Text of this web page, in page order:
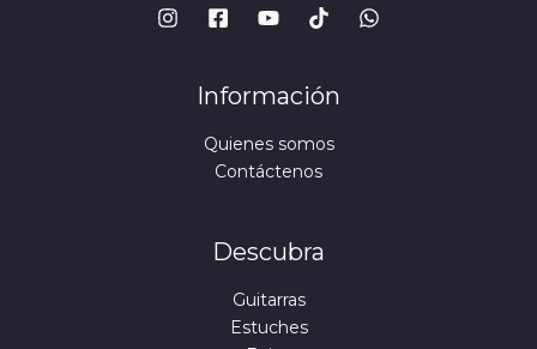
Información
Quienes somos
Contáctenos
Descubra
Guitarras
Estuches